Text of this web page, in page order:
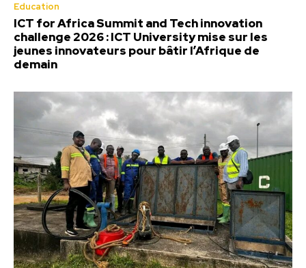
Education
ICT for Africa Summit and Tech innovation
challenge 2026 : ICT University mise sur les
jeunes innovateurs pour bâtir l’Afrique de
demain